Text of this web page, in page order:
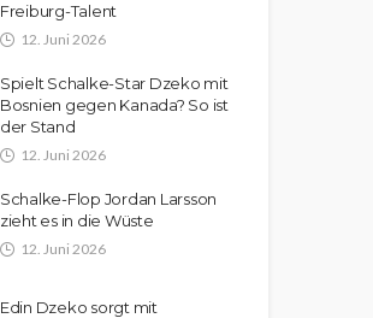
Freiburg-Talent
12. Juni 2026
Spielt Schalke-Star Dzeko mit
Bosnien gegen Kanada? So ist
der Stand
12. Juni 2026
Schalke-Flop Jordan Larsson
zieht es in die Wüste
12. Juni 2026
Edin Dzeko sorgt mit